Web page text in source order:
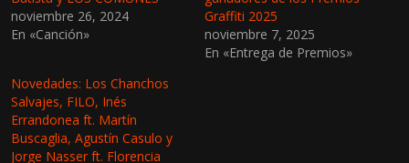
a
r
e
n
T
w
i
t
t
p
a
r
e
n
F
a
c
e
b
noviembre 26, 2024
En «Canción»
Graffiti 2025
noviembre 7, 2025
En «Entrega de Premios»
Novedades: Los Chanchos
Salvajes, FILO, Inés
Errandonea ft. Martín
Buscaglia, Agustín Casulo y
Jorge Nasser ft. Florencia